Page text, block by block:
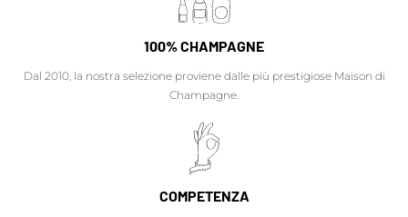
100% CHAMPAGNE
Dal 2010, la nostra selezione proviene dalle più prestigiose Maison di
Champagne.
COMPETENZA